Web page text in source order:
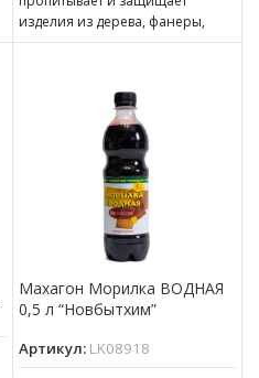
изделия из дерева, фанеры,
МДФ, ДСП, ДВП, ОСП (OSB),
Махагон Морилка ВОДНАЯ
0,5 л “Новбытхим”
Артикул: LK08918